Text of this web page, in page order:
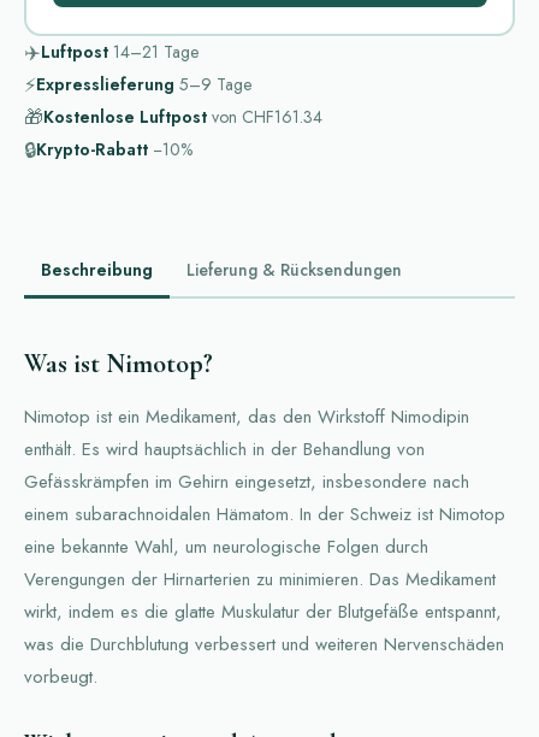
✈️Luftpost 14–21 Tage
⚡Expresslieferung 5–9 Tage
🎁Kostenlose Luftpost von CHF161.34
🔒Krypto-Rabatt −10%
Beschreibung Lieferung & Rücksendungen
Was ist Nimotop?
Nimotop ist ein Medikament, das den Wirkstoff Nimodipin
enthält. Es wird hauptsächlich in der Behandlung von
Gefässkrämpfen im Gehirn eingesetzt, insbesondere nach
einem subarachnoidalen Hämatom. In der Schweiz ist Nimotop
eine bekannte Wahl, um neurologische Folgen durch
Verengungen der Hirnarterien zu minimieren. Das Medikament
wirkt, indem es die glatte Muskulatur der Blutgefäße entspannt,
was die Durchblutung verbessert und weiteren Nervenschäden
vorbeugt.